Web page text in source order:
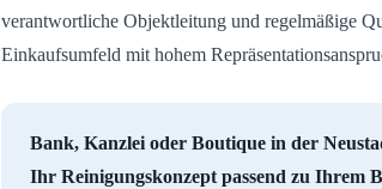
verantwortliche Objektleitung und regelmäßige
Einkaufsumfeld mit hohem
Bank, Kanzlei oder Boutique in der
Ihr Reinigungskonzept passend zu Ihrem